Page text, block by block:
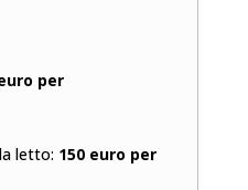
per
letto: 150 euro per